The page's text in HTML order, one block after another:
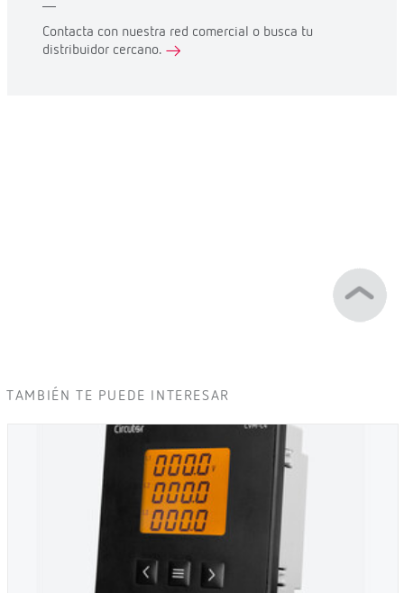
Contacta con nuestra red comercial o busca tu
distribuidor cercano.
TAMBIÉN TE PUEDE INTERESAR